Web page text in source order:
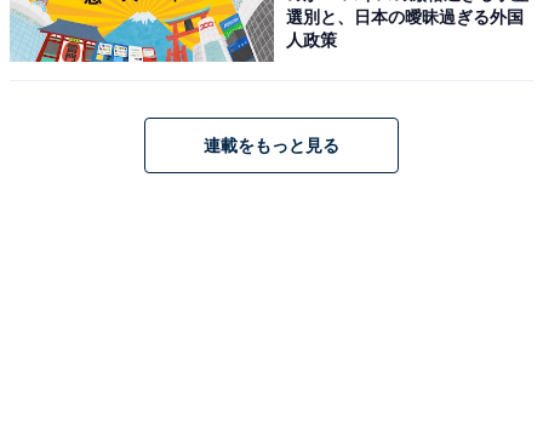
選別と、日本の曖昧過ぎる外国
人政策
連載をもっと見る